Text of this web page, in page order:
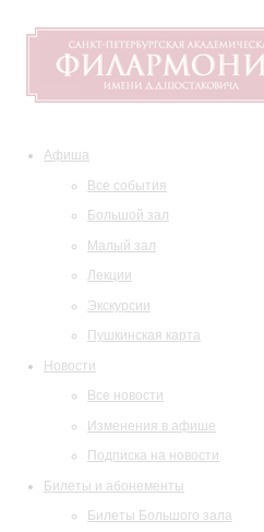
Афиша
Все события
Большой зал
Малый зал
Лекции
Экскурсии
Пушкинская карта
Новости
Все новости
Изменения в афише
Подписка на новости
Билеты и абонементы
Билеты Большого зала